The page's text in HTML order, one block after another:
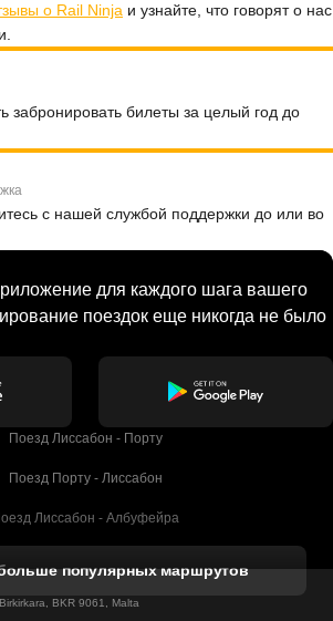
о Rail Ninja и узнайте, что говорят о нас
забронировать билеты за целый год до
с нашей службой поддержки до или во
для каждого шага вашего
поездок еще никогда не было
Поезд Лиссабон - Порту
Поезд Порту - Лиссабон
Лиссабон - Албуфейра
Поезд Лиссабон - Лагос
популярных маршрутов
1451)
BKR 9061, Malta